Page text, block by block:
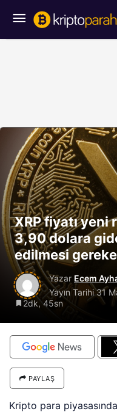
XRP fiyatı yeni
3,90 dolara
edilmesi
Yazar Ecem
Yayın Tarihi31
2dk, 45sn
PAYLAŞ
Kripto para